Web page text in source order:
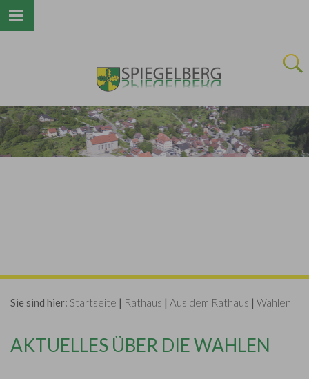
Sie sind hier: Startseite | Rathaus | Aus dem Rathaus | Wahlen
AKTUELLES ÜBER DIE WAHLEN